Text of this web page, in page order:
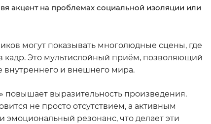
акцент на проблемах социальной изоляции или
могут показывать многолюдные сцены, где
кадр. Это мультислойный приём, позволяющий
внутреннего и внешнего мира.
повышает выразительность произведения.
не просто отсутствием, а активным
резонанс, что делает эти